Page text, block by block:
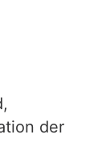
der